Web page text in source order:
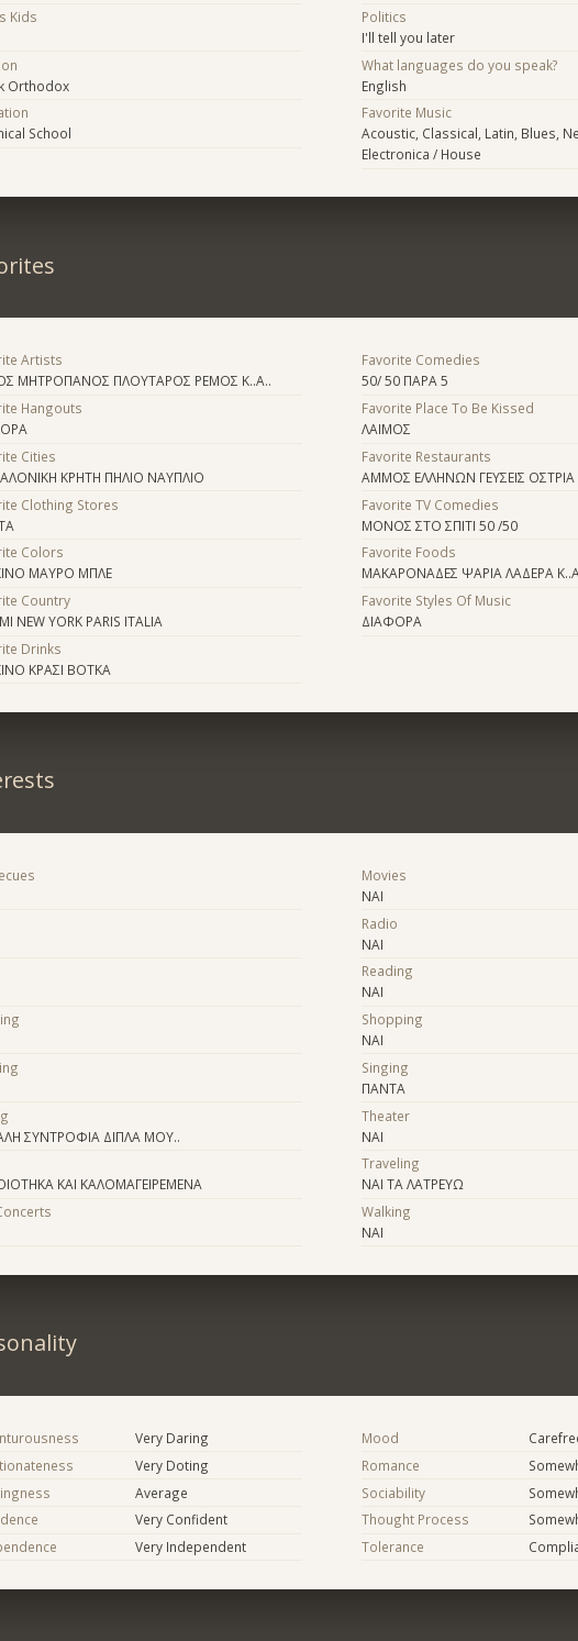
Kids
Orthodox
School
Politics
I'll tell you later
What languages do you speak?
English
Favorite Music
Acoustic, Classical, Latin, Blues,
Electronica / House
Artists
ΜΗΤΡΟΠΑΝΟΣ ΠΛΟΥΤΑΡΟΣ ΡΕΜΟΣ Κ..Α..
Hangouts
Cities
ΚΡΗΤΗ ΠΗΛΙΟ ΝΑΥΠΛΙΟ
Clothing Stores
Colors
ΜΑΥΡΟ ΜΠΛΕ
Country
NEW YORK PARIS ITALIA
Drinks
ΚΡΑΣΙ ΒΟΤΚΑ
Favorite Comedies
50/ 50 ΠΑΡΑ 5
Favorite Place To Be Kissed
ΛΑΙΜΟΣ
Favorite Restaurants
ΑΜΜΟΣ ΕΛΛΗΝΩΝ ΓΕΥΣΕΙΣ ΟΣΤΡΙΑ
Favorite TV Comedies
ΜΟΝΟΣ ΣΤΟ ΣΠΙΤΙ 50 /50
Favorite Foods
ΜΑΚΑΡΟΝΑΔΕΣ ΨΑΡΙΑ ΛΑΔΕΡΑ
Favorite Styles Of Music
ΔΙΑΦΟΡΑ
ΣΥΝΤΡΟΦΙΑ ΔΙΠΛΑ ΜΟΥ..
ΚΑΙ ΚΑΛΟΜΑΓΕΙΡΕΜΕΝΑ
Movies
ΝΑΙ
Radio
ΝΑΙ
Reading
ΝΑΙ
Shopping
ΝΑΙ
Singing
ΠΑΝΤΑ
Theater
ΝΑΙ
Traveling
ΝΑΙ ΤΑ ΛΑΤΡΕΥΩ
Walking
ΝΑΙ
Very Daring
Very Doting
Average
Very Confident
Very Independent
Mood
Romance
Sociability
Thought Process
Tolerance